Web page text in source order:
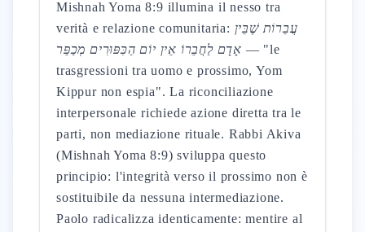
Mishnah Yoma 8:9 illumina il nesso tra
verità e relazione comunitaria: עֲבֵרוֹת שֶׁבֵּין
אָדָם לַחֲבֵרוֹ אֵין יוֹם הַכִּפּוּרִים מְכַפֵּר — "le
trasgressioni tra uomo e prossimo, Yom
Kippur non espia". La riconciliazione
interpersonale richiede azione diretta tra le
parti, non mediazione rituale. Rabbi Akiva
(Mishnah Yoma 8:9) sviluppa questo
principio: l'integrità verso il prossimo non è
sostituibile da nessuna intermediazione.
Paolo radicalizza identicamente: mentire al